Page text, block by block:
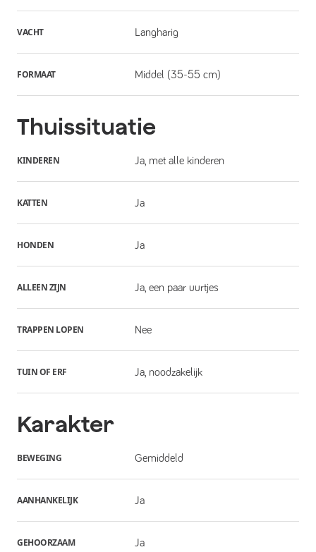
VACHT Langharig
FORMAAT Middel (35-55 cm)
Thuissituatie
KINDEREN Ja, met alle kinderen
KATTEN Ja
HONDEN Ja
ALLEEN ZIJN Ja, een paar uurtjes
TRAPPEN LOPEN Nee
TUIN OF ERF Ja, noodzakelijk
Karakter
BEWEGING Gemiddeld
AANHANKELIJK Ja
GEHOORZAAM Ja